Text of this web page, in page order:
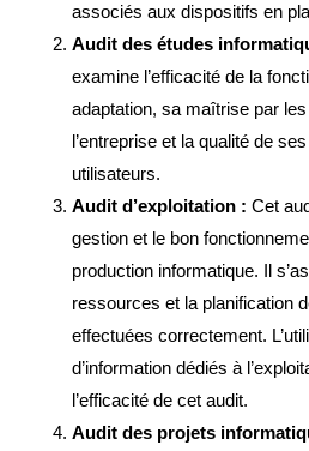
associés aux dispositifs en
Audit des études
examine l’efficacité de la
adaptation, sa maîtrise par
l’entreprise et la qualité de
utilisateurs.
Audit d’exploitation : Cet
gestion et le bon
production informatique. Il
ressources et la planification
effectuées correctement.
d’information dédiés à
l’efficacité de cet audit.
Audit des projets